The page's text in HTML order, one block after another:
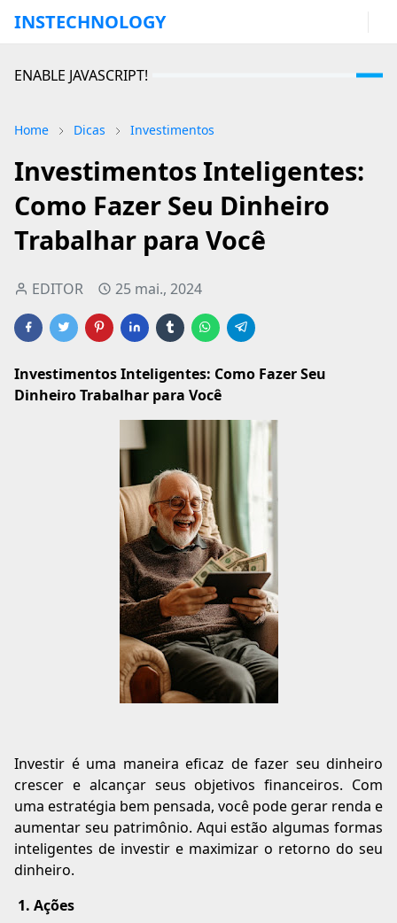
INSTECHNOLOGY
ENABLE JAVASCRIPT!
Home Dicas Investimentos
Investimentos Inteligentes:
Como Fazer Seu Dinheiro
Trabalhar para Você
EDITOR 25 mai., 2024
Investimentos Inteligentes: Como Fazer Seu
Dinheiro Trabalhar para Você
Investir é uma maneira eficaz de fazer seu dinheiro
crescer e alcançar seus objetivos financeiros. Com
uma estratégia bem pensada, você pode gerar renda e
aumentar seu patrimônio. Aqui estão algumas formas
inteligentes de investir e maximizar o retorno do seu
dinheiro.
1. Ações